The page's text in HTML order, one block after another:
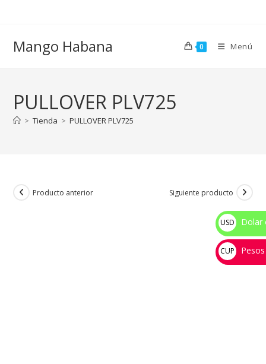
Mango Habana 0 Menú
PULLOVER PLV725
> Tienda > PULLOVER PLV725
Producto anterior Siguiente producto
USD
$
Dolar
CUP
💰
Pesos